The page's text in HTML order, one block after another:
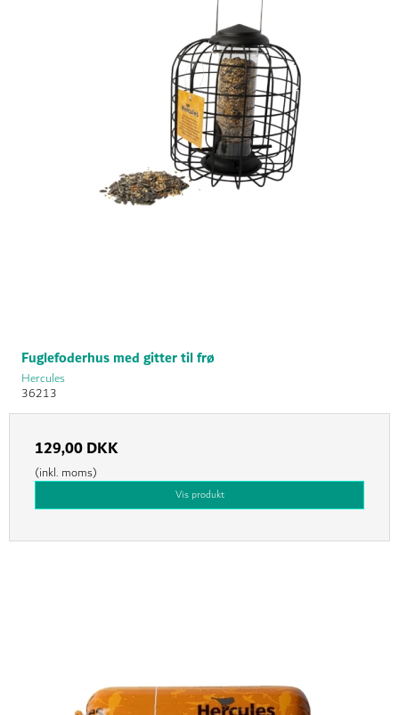
Fuglefoderhus med gitter til frø
Hercules
36213
129,00 DKK
(inkl. moms)
Vis produkt